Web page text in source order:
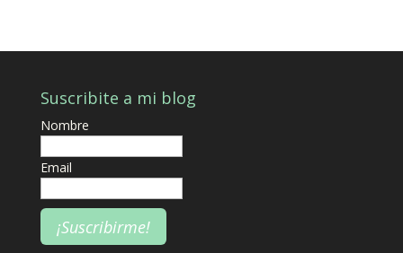
Suscribite a mi blog
Nombre
Email